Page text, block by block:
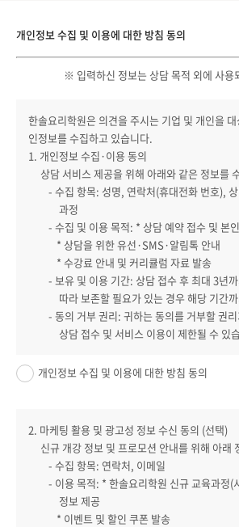
개인정보 수집 및 이용에 대한 방침 동의
※ 입력하신 정보는 상담 목적 외에 사용
한솔요리학원은 의견을 주시는 기업 및 개인을
인정보를 수집하고 있습니다.
1. 개인정보 수집·이용 동의
상담 서비스 제공을 위해 아래와 같은 정보를
- 수집 항목: 성명, 연락처(휴대전화 번호),
과정
- 수집 및 이용 목적: * 상담 예약 접수 및 본
* 상담을 위한 유선·SMS·알림톡 안내
* 수강료 안내 및 커리큘럼 자료 발송
- 보유 및 이용 기간: 상담 접수 후 최대 3년
따라 보존할 필요가 있는 경우 해당 기간
- 동의 거부 권리: 귀하는 동의를 거부할 권
상담 접수 및 서비스 이용이 제한될 수 있
개인정보 수집 및 이용에 대한 방침 동의
2. 마케팅 활용 및 광고성 정보 수신 동의 (선택)
신규 개강 정보 및 프로모션 안내를 위해 아래
- 수집 항목: 연락처, 이메일
- 이용 목적: * 한솔요리학원 신규 교육과정(
정보 제공
* 이벤트 및 할인 쿠폰 발송